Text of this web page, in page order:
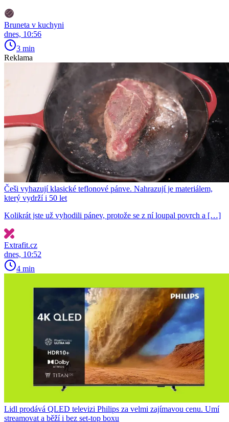
Bruneta v kuchyni
dnes, 10:56
3 min
Reklama
Češi vyhazují klasické teflonové pánve. Nahrazují je materiálem,
který vydrží i 50 let
Kolikrát jste už vyhodili pánev, protože se z ní loupal povrch a […]
Extrafit.cz
dnes, 10:52
4 min
Lidl prodává QLED televizi Philips za velmi zajímavou cenu. Umí
streamovat a běží i bez set-top boxu